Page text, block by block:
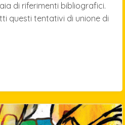
di riferimenti bibliografici.
questi tentativi di unione di